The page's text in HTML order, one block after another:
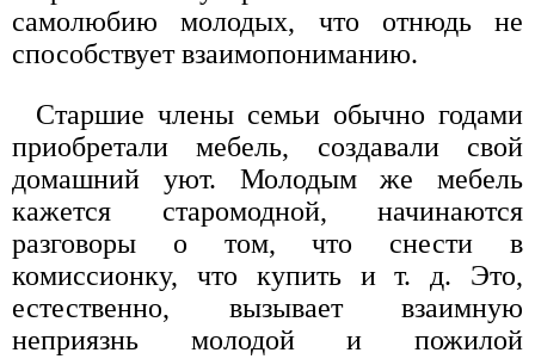
самолюбию молодых, что отнюдь не
способствует взаимопониманию.
Старшие члены семьи обычно годами
приобретали мебель, создавали свой
домашний уют. Молодым же мебель
кажется старомодной, начинаются
разговоры о том, что снести в
комиссионку, что купить и т. д. Это,
естественно, вызывает взаимную
неприязнь молодой и пожилой